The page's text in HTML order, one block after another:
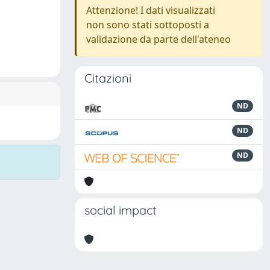
Attenzione! I dati visualizzati
non sono stati sottoposti a
validazione da parte dell'ateneo
Citazioni
ND
ND
ND
social impact